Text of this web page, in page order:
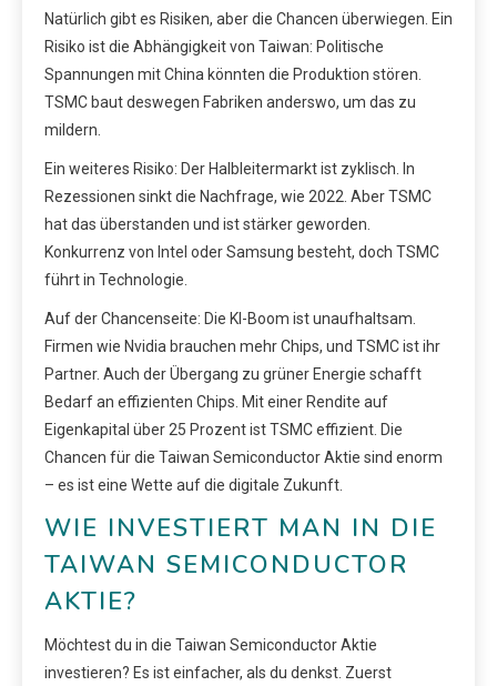
Natürlich gibt es Risiken, aber die Chancen überwiegen. Ein
Risiko ist die Abhängigkeit von Taiwan: Politische
Spannungen mit China könnten die Produktion stören.
TSMC baut deswegen Fabriken anderswo, um das zu
mildern.
Ein weiteres Risiko: Der Halbleitermarkt ist zyklisch. In
Rezessionen sinkt die Nachfrage, wie 2022. Aber TSMC
hat das überstanden und ist stärker geworden.
Konkurrenz von Intel oder Samsung besteht, doch TSMC
führt in Technologie.
Auf der Chancenseite: Die KI-Boom ist unaufhaltsam.
Firmen wie Nvidia brauchen mehr Chips, und TSMC ist ihr
Partner. Auch der Übergang zu grüner Energie schafft
Bedarf an effizienten Chips. Mit einer Rendite auf
Eigenkapital über 25 Prozent ist TSMC effizient. Die
Chancen für die Taiwan Semiconductor Aktie sind enorm
– es ist eine Wette auf die digitale Zukunft.
WIE INVESTIERT MAN IN DIE
TAIWAN SEMICONDUCTOR
AKTIE?
Möchtest du in die Taiwan Semiconductor Aktie
investieren? Es ist einfacher, als du denkst. Zuerst